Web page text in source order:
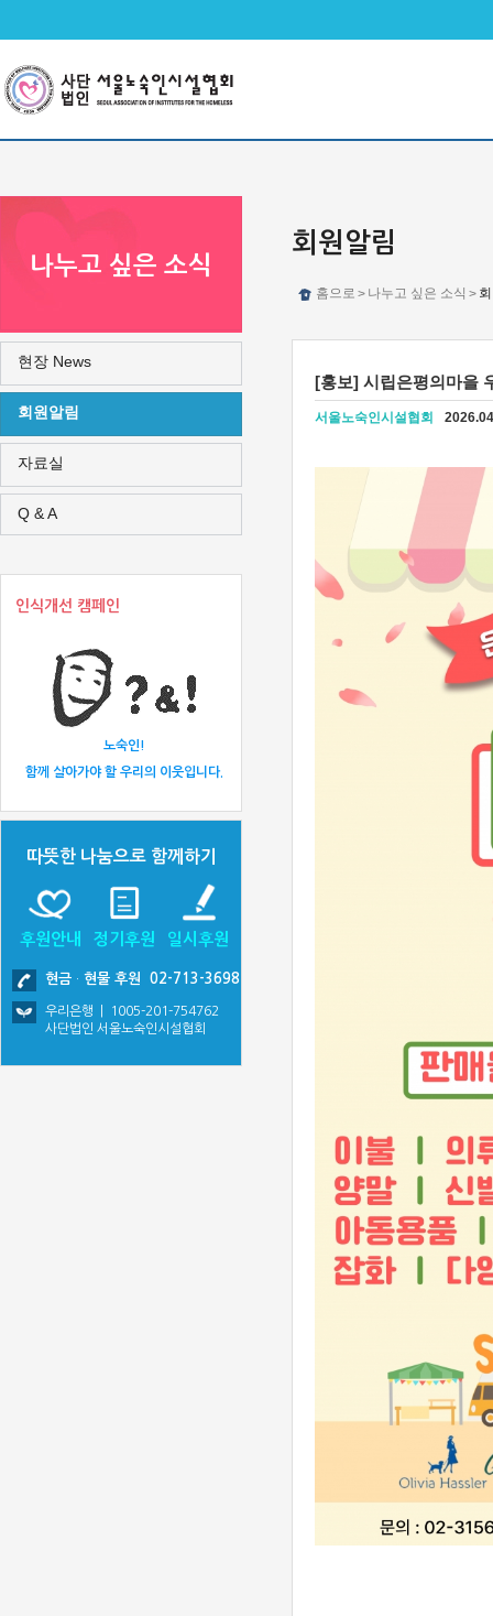
회원알림
홈으로 > 나누고 싶은 소식 >
[홍보] 시립은평의마을
서울노숙인시설협회
나누고 싶은 소식
현장 News
회원알림
자료실
Q & A
인식개선 캠페인
노숙인!
함께 살아가야 할 우리의 이웃입니다.
따뜻한 나눔으로 함께하기
후원안내 정기후원 일시후원
현금 · 현물 후원 02-713-3698
우리은행 | 1005-201-754762
사단법인 서울노숙인시설협회